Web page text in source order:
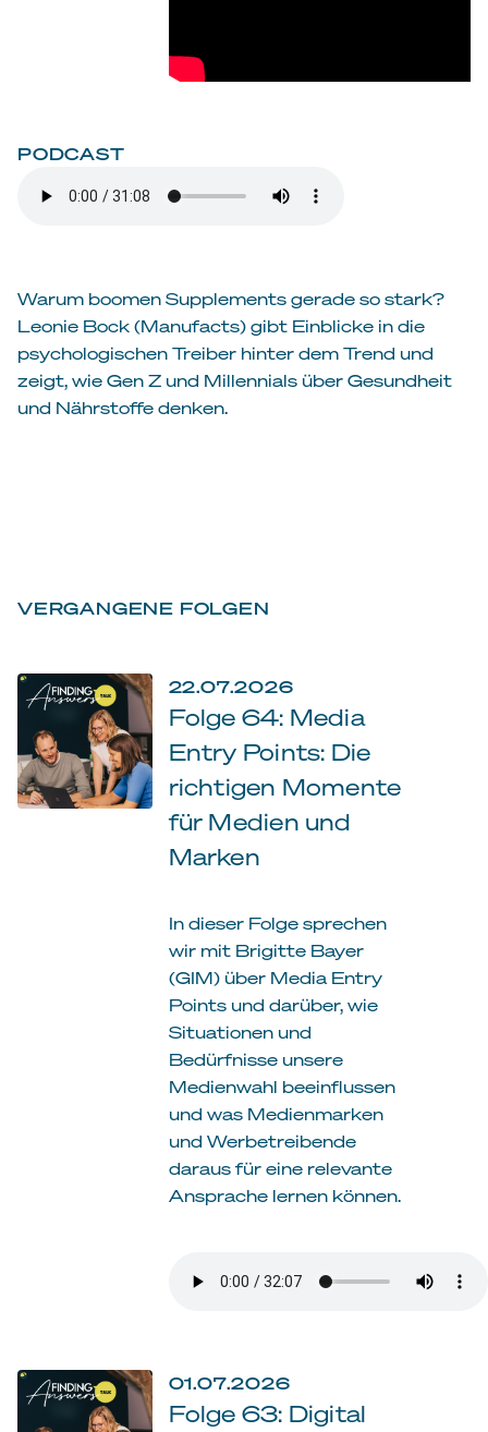
PODCAST
Warum boomen Supplements gerade so stark?
Leonie Bock (Manufacts) gibt Einblicke in die
psychologischen Treiber hinter dem Trend und
zeigt, wie Gen Z und Millennials über Gesundheit
und Nährstoffe denken.
VERGANGENE FOLGEN
22.07.2026
Folge 64: Media
Entry Points: Die
richtigen Momente
für Medien und
Marken
In dieser Folge sprechen
wir mit Brigitte Bayer
(GIM) über Media Entry
Points und darüber, wie
Situationen und
Bedürfnisse unsere
Medienwahl beeinflussen
und was Medienmarken
und Werbetreibende
daraus für eine relevante
Ansprache lernen können.
01.07.2026
Folge 63: Digital